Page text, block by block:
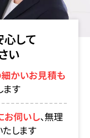
して
い
かいお見積も
ます
お伺いし、無理
します